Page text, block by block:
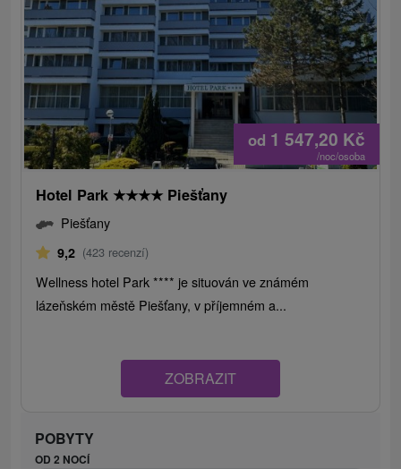
od 1 547,20 Kč
/noc/osoba
Hotel Park ★★★★ Piešťany
Piešťany
9,2 (423 recenzí)
Wellness hotel Park **** je situován ve známém
lázeňském městě Piešťany, v příjemném a...
ZOBRAZIT
POBYTY
OD 2 NOCÍ